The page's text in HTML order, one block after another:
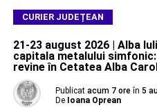
CURIER JUDEȚEAN
21-23 august 2026 | Alba
capitala metalului
revine în Cetatea Alba
Publicat acum 7 ore în 5
De Ioana Oprean